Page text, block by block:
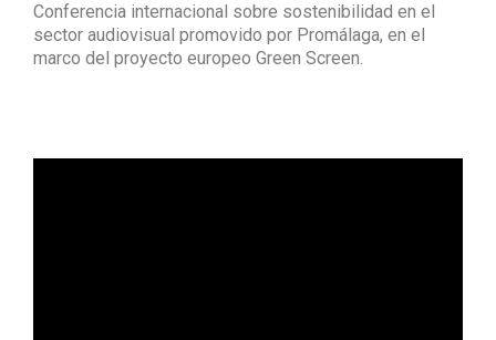
Conferencia internacional sobre sostenibilidad en el
sector audiovisual promovido por Promálaga, en el
marco del proyecto europeo Green Screen.